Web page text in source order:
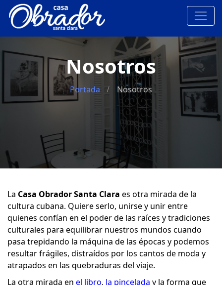
Nosotros
Portada Nosotros
La Casa Obrador Santa Clara es otra mirada de la
cultura cubana. Quiere serlo, unirse y unir entre
quienes confían en el poder de las raíces y tradiciones
culturales para equilibrar nuestros mundos cuando
pasa trepidando la máquina de las épocas y podemos
resultar frágiles, distraídos por los cantos de moda y
atrapados en las quebraduras del viaje.
La otra mirada en el libro, la pincelada y la forma que